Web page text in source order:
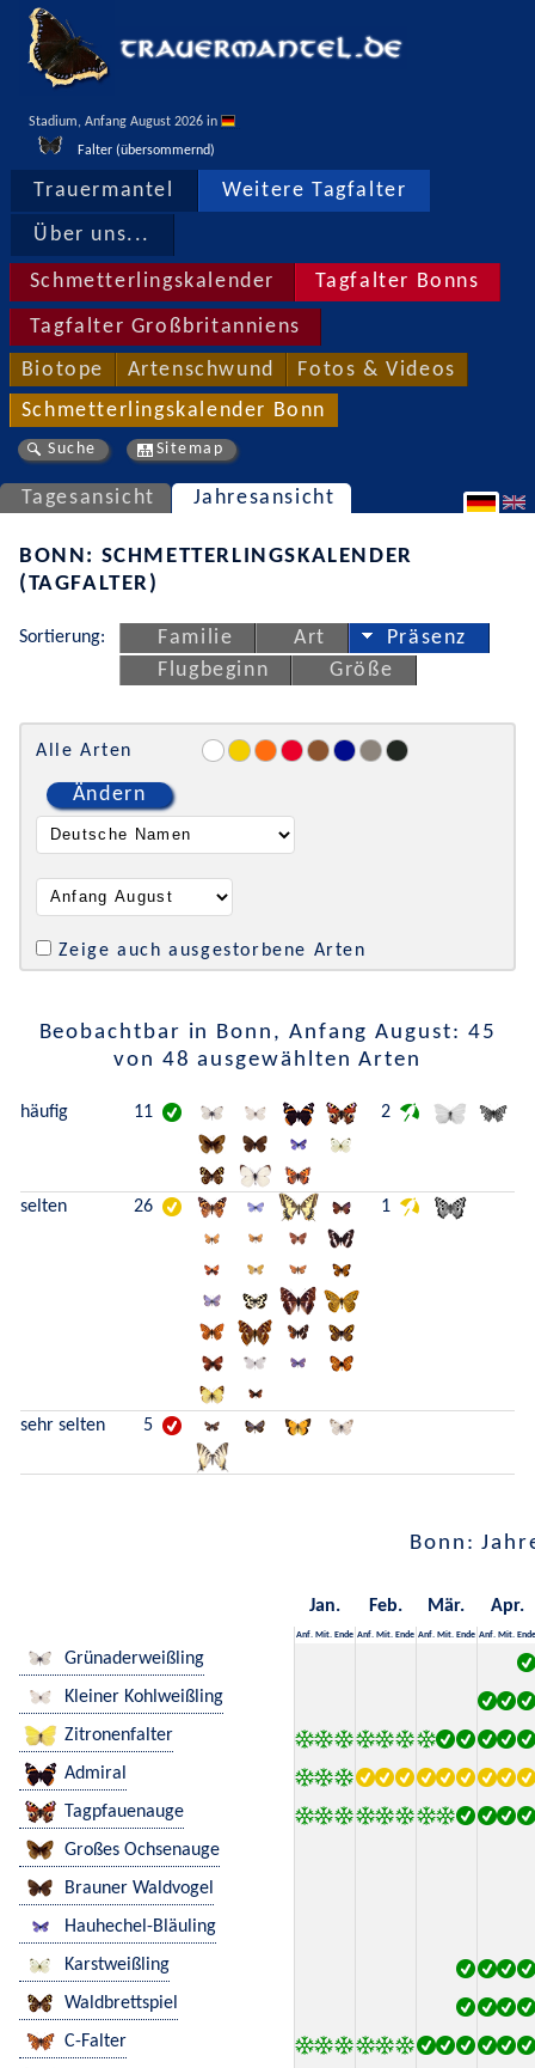
Stadium, Anfang August 2026 in
Falter (übersommernd)
Trauermantel Weitere Tagfalter
Über uns...
Schmetterlingskalender Tagfalter Bonns
Tagfalter Großbritanniens
Biotope Artenschwund Fotos & Videos
Schmetterlingskalender Bonn
Suche Sitemap
Tagesansicht Jahresansicht
BONN: SCHMETTERLINGSKALENDER
(TAGFALTER)
Sortierung: Familie Art
Präsenz
Flugbeginn
Größe
Alle Arten
Ändern
Zeige auch ausgestorbene Arten
Beobachtbar in Bonn, Anfang August: 45
von 48 ausgewählten Arten
häufig 11 2
selten 26 1
sehr selten 5
Bonn:
Jan. Feb. Mär. Apr.
Anf. Mit. Ende Anf. Mit. Ende Anf. Mit. Ende Anf. Mit. Ende
Grünaderweißling
Kleiner Kohlweißling
Zitronenfalter
Admiral
Tagpfauenauge
Großes Ochsenauge
Brauner Waldvogel
Hauhechel-Bläuling
Karstweißling
Waldbrettspiel
C-Falter